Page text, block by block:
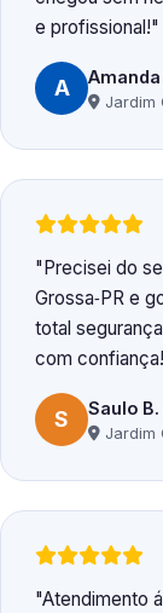
e profissional!
A Amanda
Jardim
Precisei do
Grossa‑PR e
total
com confiança!
S Saulo B.
Jardim
Atendimento